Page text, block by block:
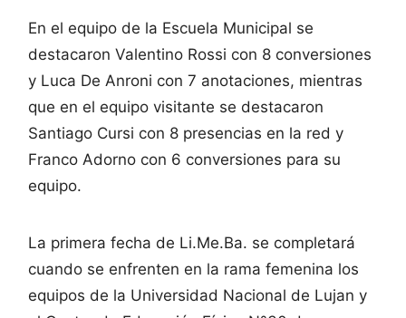
En el equipo de la Escuela Municipal se
destacaron Valentino Rossi con 8 conversiones
y Luca De Anroni con 7 anotaciones, mientras
que en el equipo visitante se destacaron
Santiago Cursi con 8 presencias en la red y
Franco Adorno con 6 conversiones para su
equipo.
La primera fecha de Li.Me.Ba. se completará
cuando se enfrenten en la rama femenina los
equipos de la Universidad Nacional de Lujan y